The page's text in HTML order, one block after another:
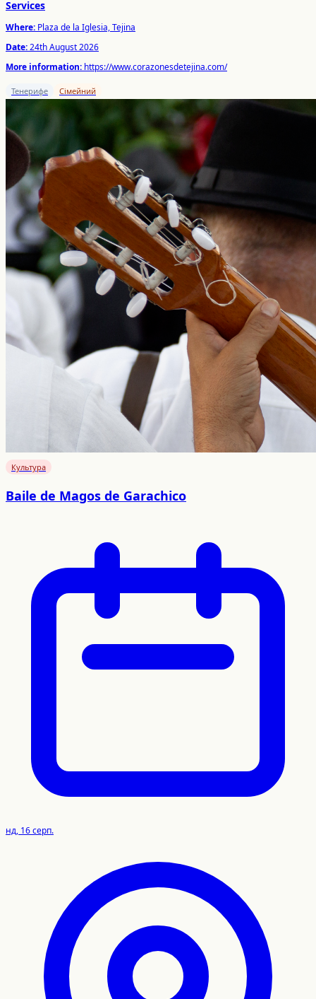
Services
Where: Plaza de la Iglesia, Tejina
Date:24th August 2026
More information: https://www.corazonesdetejina.com/
Тенерифе Сімейний
Культура
Baile de Magos de Garachico
нд, 16 серп.